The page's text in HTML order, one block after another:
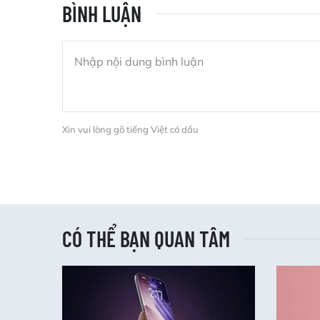
BÌNH LUẬN
Xin vui lòng gõ tiếng Việt có dấu
CÓ THỂ BẠN QUAN TÂM